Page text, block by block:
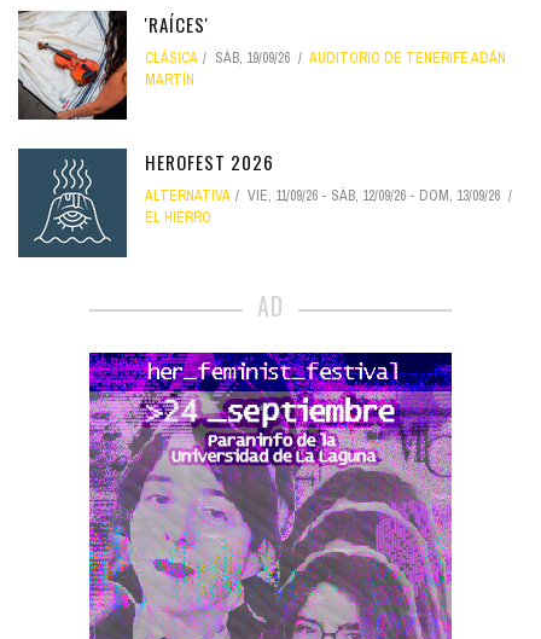
'RAÍCES'
CLÁSICA SÁB, 19/09/26
AUDITORIO DE TENERIFE ADÁN
MARTÍN
HEROFEST 2026
ALTERNATIVA VIE, 11/09/26 - SÁB, 12/09/26 - DOM, 13/09/26
EL HIERRO
AD